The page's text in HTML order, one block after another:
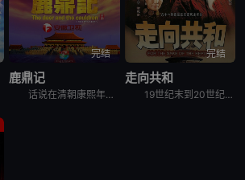
完结
鹿鼎记
话说在清朝康熙年间，在喧嚣市井的闹市区，生活着油嘴滑舌、机灵刁钻的妓女之子韦小宝（韩栋 饰）。他偶然以小太监的身份入宫，在神秘公公海大富手下饱受摧残，之后结识了以“小玄子”之名和他比武的当今皇帝康
完结
走向共和
19世纪末到20世纪初，这当中的二三十年说短不短说长也不长。对于中国，则是风云变化的几十年。在这当中，中国自二次鸦片战争后，又经历了洋务运动、甲午战争、戊戌变法、辛亥革命、二次革命等。其中，中国结